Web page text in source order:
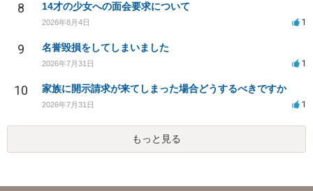
8 14才の少女への面会要求について
2026年8月4日 1
9 名誉毀損をしてしまいました
2026年7月31日 1
10 家族に開示請求が来てしまった場合どうするべきですか
2026年7月31日 1
もっと見る